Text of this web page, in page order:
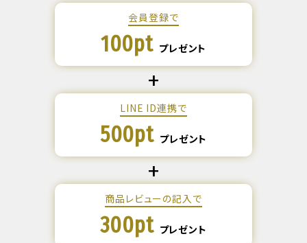
会員登録で
100pt プレゼント
LINE ID連携で
500pt プレゼント
商品レビューの記入で
300pt プレゼント